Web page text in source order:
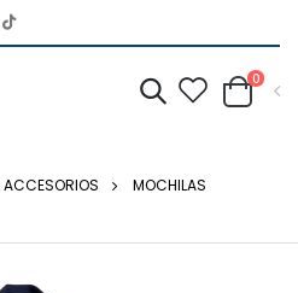
0
ACCESORIOS
MOCHILAS